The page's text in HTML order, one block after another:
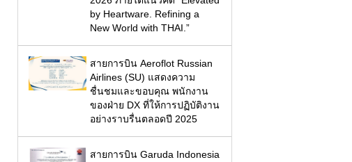
by Heartware. Refining a
New World with THAI.”
สายการบิน Aeroflot Russian
Airlines (SU) แสดงความ
ชื่นชมและขอบคุณ พนักงาน
ของฝ่าย DX ที่ให้การปฏิบัติงาน
อย่างราบรื่นตลอดปี 2025
สายการบิน Garuda Indonesia